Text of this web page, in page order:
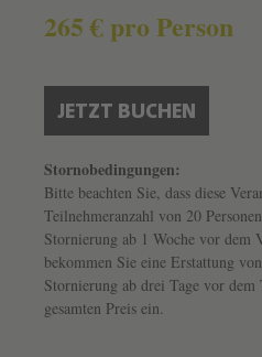
265 € pro Person
JETZT BUCHEN
Stornobedingungen:
Bitte beachten Sie, dass diese
Teilnehmeranzahl von 20
Stornierung ab 1 Woche vor dem
bekommen Sie eine Erstattung
Stornierung ab drei Tage vor
gesamten Preis ein.